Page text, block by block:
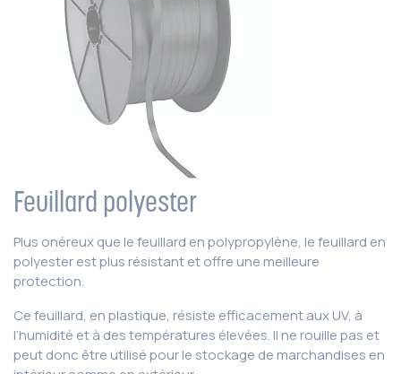
Feuillard polyester
Plus onéreux que le feuillard en polypropylène, le feuillard en
polyester est plus résistant et offre une meilleure
protection.
Ce feuillard, en plastique, résiste efficacement aux UV, à
l’humidité et à des températures élevées. Il ne rouille pas et
peut donc être utilisé pour le stockage de marchandises en